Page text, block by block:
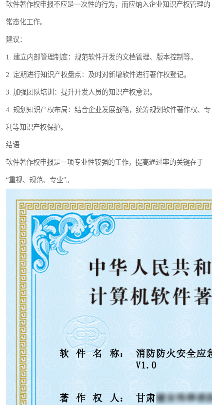
软件著作权申报不应是一次性的行为，而应纳入企业知识产权管理的
常态化工作。
建议：
1. 建立内部管理制度：规范软件开发的文档管理、版本控制等。
2. 定期进行知识产权盘点：及时对新增软件进行著作权登记。
3. 加强团队培训：提升开发人员的知识产权意识。
4. 规划知识产权布局：结合企业发展战略，统筹规划软件著作权、专
利等知识产权保护。
结语
软件著作权申报是一项专业性较强的工作，提高通过率的关键在于
“重视、规范、专业”。